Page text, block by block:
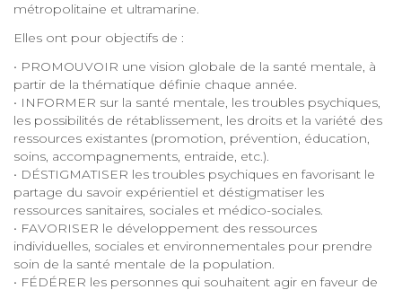
métropolitaine et ultramarine.
Elles ont pour objectifs de :
• PROMOUVOIR une vision globale de la santé mentale, à
partir de la thématique définie chaque année.
• INFORMER sur la santé mentale, les troubles psychiques,
les possibilités de rétablissement, les droits et la variété des
ressources existantes (promotion, prévention, éducation,
soins, accompagnements, entraide, etc.).
• DÉSTIGMATISER les troubles psychiques en favorisant le
partage du savoir expérientiel et déstigmatiser les
ressources sanitaires, sociales et médico-sociales.
• FAVORISER le développement des ressources
individuelles, sociales et environnementales pour prendre
soin de la santé mentale de la population.
• FÉDÉRER les personnes qui souhaitent agir en faveur de